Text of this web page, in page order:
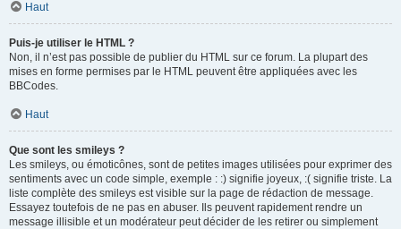
Haut
Puis-je utiliser le HTML ?
Non, il n’est pas possible de publier du HTML sur ce forum. La plupart des
mises en forme permises par le HTML peuvent être appliquées avec les
BBCodes.
Haut
Que sont les smileys ?
Les smileys, ou émoticônes, sont de petites images utilisées pour exprimer des
sentiments avec un code simple, exemple : :) signifie joyeux, :( signifie triste. La
liste complète des smileys est visible sur la page de rédaction de message.
Essayez toutefois de ne pas en abuser. Ils peuvent rapidement rendre un
message illisible et un modérateur peut décider de les retirer ou simplement